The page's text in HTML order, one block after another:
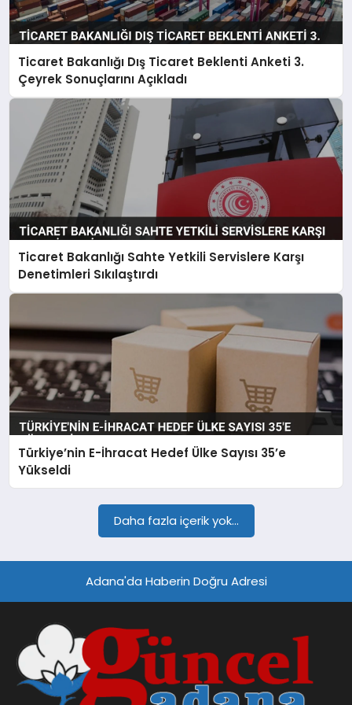
SPOR
TEKNOLOJI
Ticaret Bakanlığı Dış Ticaret Beklenti Anketi 3.
Çeyrek Sonuçlarını Açıkladı
Ticaret Bakanlığı Sahte Yetkili Servislere Karşı
Denetimleri Sıkılaştırdı
Türkiye’nin E-İhracat Hedef Ülke Sayısı 35’e
Yükseldi
Daha fazla içerik yok...
Adana'da Haberin Doğru Adresi